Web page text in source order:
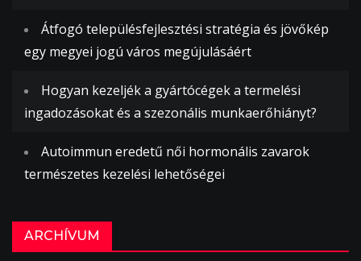
Átfogó településfejlesztési stratégia és jövőkép
egy megyei jogú város megújulásáért
Hogyan kezeljék a gyártócégek a termelési
ingadozásokat és a szezonális munkaerőhiányt?
Autoimmun eredetű női hormonális zavarok
természetes kezelési lehetőségei
ARCHÍVUM